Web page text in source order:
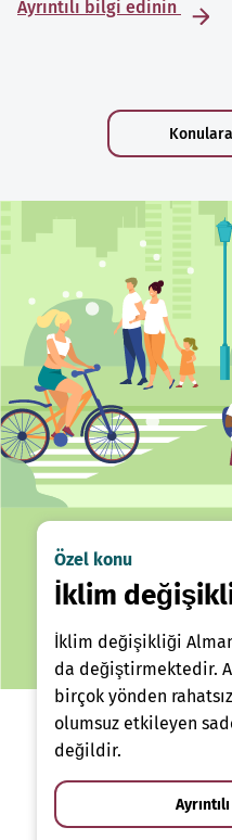
Ayrıntılı bilgi edinin
Özel konu
İklim
İklim değişikliği
da değiştirmektedir.
birçok yönden
olumsuz etkileyen
değildir.